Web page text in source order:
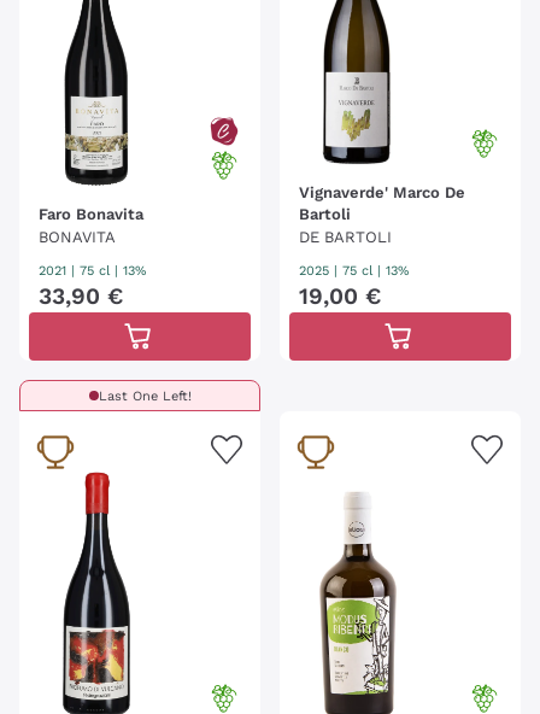
Faro Bonavita
BONAVITA
2021 75 cl | 13%
33,90 €
Vignaverde' Marco De
Bartoli
DE BARTOLI
2025 75 cl | 13%
19,00 €
Last One Left!